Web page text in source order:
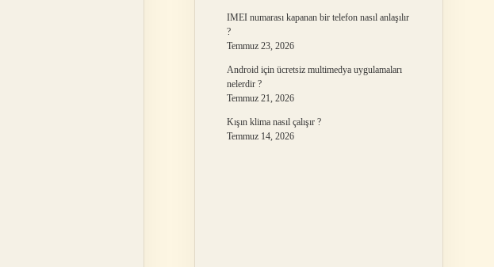
IMEI numarası kapanan bir telefon nasıl anlaşılır
?
Temmuz 23, 2026
Android için ücretsiz multimedya uygulamaları
nelerdir ?
Temmuz 21, 2026
Kışın klima nasıl çalışır ?
Temmuz 14, 2026